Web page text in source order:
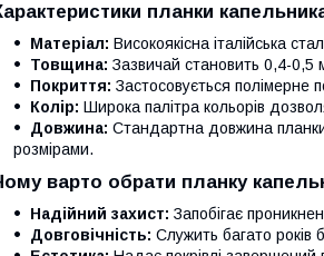
планки
Матеріал: Високоякісна італійська
Товщина: Зазвичай становить 0,4-0,5
Покриття: Застосовується полімерне
Колір: Широка палітра кольорів
Довжина: Стандартна довжина
розмірами.
варто обрати планку
Надійний захист: Запобігає
Довговічність: Служить багато років